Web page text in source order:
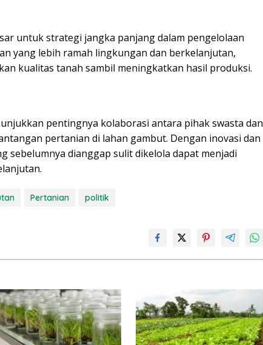
untuk strategi jangka panjang dalam pengelolaan
yang lebih ramah lingkungan dan berkelanjutan,
kualitas tanah sambil meningkatkan hasil produksi.
pentingnya kolaborasi antara pihak swasta dan
pertanian di lahan gambut. Dengan inovasi dan
sebelumnya dianggap sulit dikelola dapat menjadi
Pertanian politik